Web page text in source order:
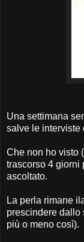
Una settimana
salve le interviste
Che non ho visto
trascorso 4 giorni
ascoltato.
La perla rimane
prescindere dallo
più o meno così).